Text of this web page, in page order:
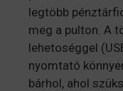
legtöbb
meg a pulton. A
lehetoséggel
nyomtató
bárhol, ahol